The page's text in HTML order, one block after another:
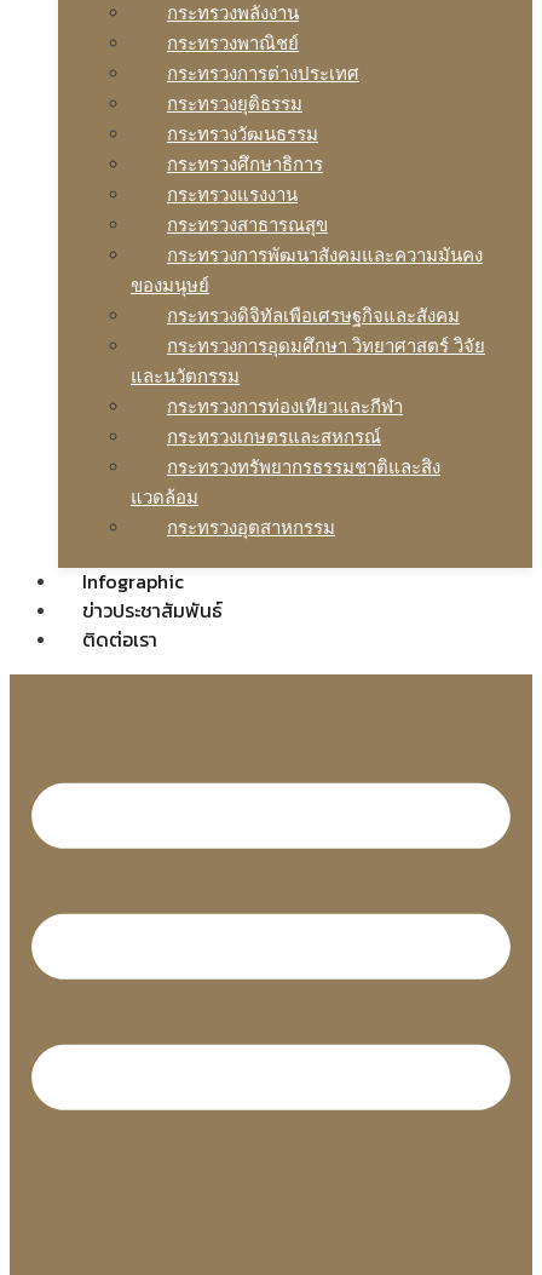
กระทรวงพลังงาน
กระทรวงพาณิชย์
กระทรวงการต่างประเทศ
กระทรวงยุติธรรม
กระทรวงวัฒนธรรม
กระทรวงศึกษาธิการ
กระทรวงแรงงาน
กระทรวงสาธารณสุข
กระทรวงการพัฒนาสังคมและความมันคง
ของมนุษย์
กระทรวงดิจิทัลเพือเศรษฐกิจและสังคม
กระทรวงการอุดมศึกษา วิทยาศาสตร์ วิจัย
และนวัตกรรม
กระทรวงการท่องเทียวและกีฬา
กระทรวงเกษตรและสหกรณ์
กระทรวงทรัพยากรธรรมชาติและสิง
แวดล้อม
กระทรวงอุตสาหกรรม
Infographic
ข่าวประชาสัมพันธ์
ติดต่อเรา